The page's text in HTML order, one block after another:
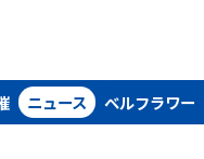
ニュース ベルフラワー